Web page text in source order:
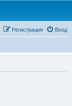
Вход
Регистрация